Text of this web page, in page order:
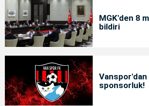
MGK'den 8
bildiri
sponsorluk!